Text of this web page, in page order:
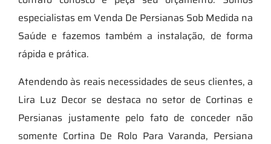
especialistas em Venda De Persianas Sob Medida na
Saúde e fazemos também a instalação, de forma
rápida e prática.
Atendendo às reais necessidades de seus clientes, a
Lira Luz Decor se destaca no setor de Cortinas e
Persianas justamente pelo fato de conceder não
somente Cortina De Rolo Para Varanda, Persiana